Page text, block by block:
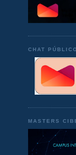
CHAT
MASTERS